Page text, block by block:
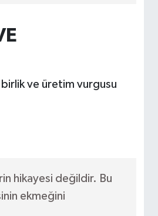
birlik ve üretim vurgusu
hikayesi değildir. Bu
ekmeğini